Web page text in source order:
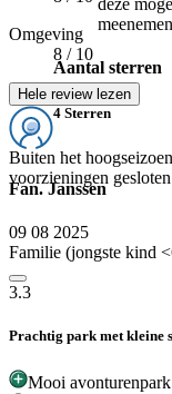
deze
Aantal sterren
4 Sterren
Buiten het
voorzieningen
Omgeving
8 / 10
Hele review lezen
Fan. Janssen
09 08 2025
Familie (jongste kind
3.3
Prachtig park met kleine
Mooi avonturenpark